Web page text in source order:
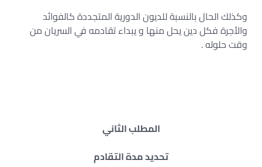
وكذلك الحال بالنسبة للديون الدورية المتجددة كالفوائد
والأجرة فكل دين يحل منها و يبداء تقادمه في السريان من
وقت حلوله .
المطلب الثاني
تحديد مدة التقادم